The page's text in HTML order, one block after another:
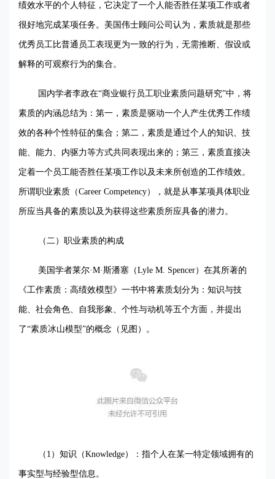
绩效水平的个人特征，它决定了一个人能否胜任某项工作或者
很好地完成某项任务。美国伟士顾问公司认为，素质就是那些
优秀员工比普通员工表现更为一致的行为，无需推断、假设或
解释的可观察行为的集合。
国内学者李政在“商业银行员工职业素质问题研究”中，将
素质的内涵总结为：第一，素质是驱动一个人产生优秀工作绩
效的各种个性特征的集合；第二，素质是通过个人的知识、技
能、能力、内驱力等方式共同表现出来的；第三，素质直接决
定着一个员工能否胜任某项工作以及未来所创造的工作绩效。
所谓职业素质（Career Competency），就是从事某项具体职业
所应当具备的素质以及为获得这些素质所应具备的潜力。
（二）职业素质的构成
美国学者莱尔·M·斯潘塞（Lyle M. Spencer）在其所著的
《工作素质：高绩效模型》一书中将素质划分为：知识与技
能、社会角色、自我形象、个性与动机等五个方面，并提出
了“素质冰山模型”的概念（见图 ）。
（ 1 ）知识（Knowledge）：指个人在某一特定领域拥有的
事实型与经验型信息。